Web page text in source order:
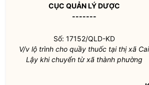
CỤC QUẢN LÝ DƯỢC
-------
Số: 17152/QLD-KD
V/v lộ trình cho quầy thuốc tại thị xã Cai
Lậy khi chuyển từ xã thành phường